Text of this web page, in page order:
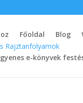
Főoldal Blog
e-könyvek